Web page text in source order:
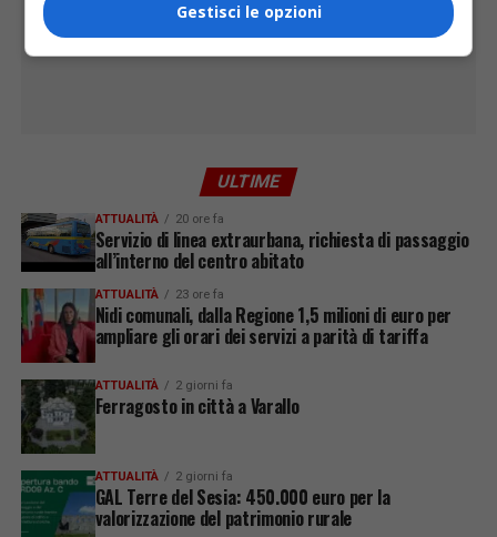
ULTIME
ATTUALITÀ 20 ore fa
Servizio di linea extraurbana, richiesta di passaggio
all’interno del centro abitato
ATTUALITÀ 23 ore fa
Nidi comunali, dalla Regione 1,5 milioni di euro per
ampliare gli orari dei servizi a parità di tariffa
ATTUALITÀ 2 giorni fa
Ferragosto in città a Varallo
ATTUALITÀ 2 giorni fa
GAL Terre del Sesia: 450.000 euro per la
valorizzazione del patrimonio rurale
Gestisci le opzioni